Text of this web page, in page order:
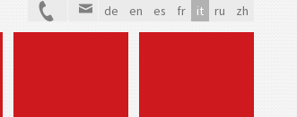
de en es fr it ru zh